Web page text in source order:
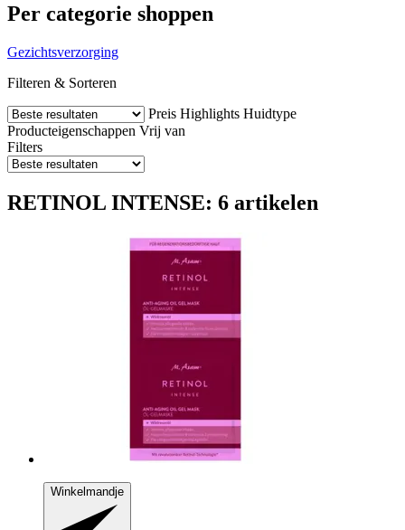
Per categorie shoppen
Gezichtsverzorging
Filteren & Sorteren
Preis Highlights Huidtype
Producteigenschappen Vrij van
Filters
RETINOL INTENSE: 6 artikelen
Winkelmandje